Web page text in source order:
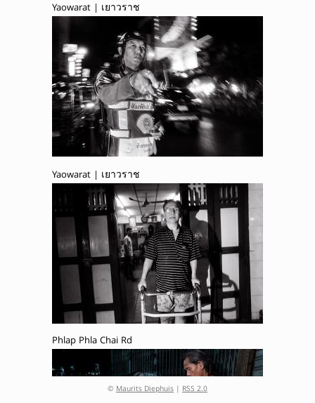
Yaowarat | เยาวราช
Yaowarat | เยาวราช
Phlap Phla Chai Rd
© Maurits Diephuis | RSS 2.0